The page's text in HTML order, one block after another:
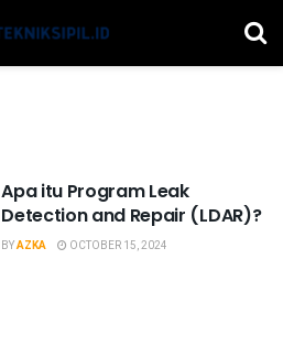
Apa itu Program Leak
Detection and Repair (LDAR)?
BYAZKA OCTOBER 15, 2024